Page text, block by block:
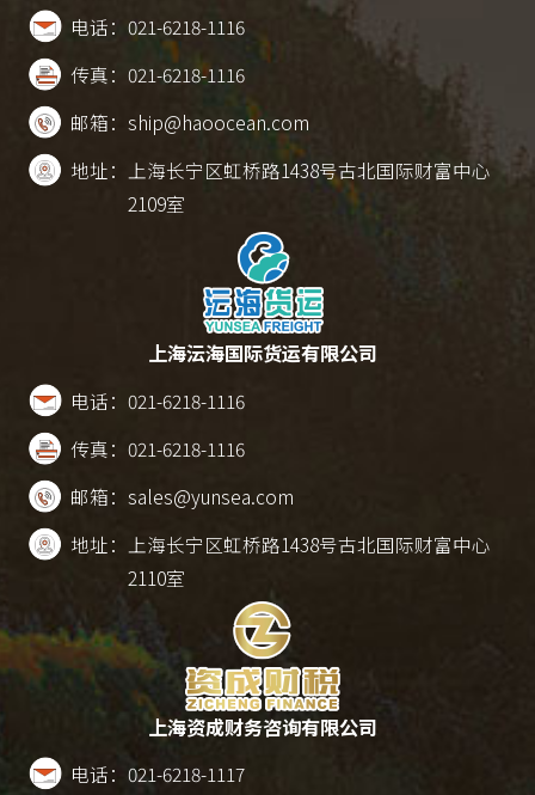
电话： 021-6218-1116
传真： 021-6218-1116
邮箱： ship@haoocean.com
地址：
上海长宁区虹桥路1438号古北国际财富中心
2109室
上海沄海国际货运有限公司
电话： 021-6218-1116
传真： 021-6218-1116
邮箱： sales@yunsea.com
地址：
上海长宁区虹桥路1438号古北国际财富中心
2110室
上海资成财务咨询有限公司
电话： 021-6218-1117